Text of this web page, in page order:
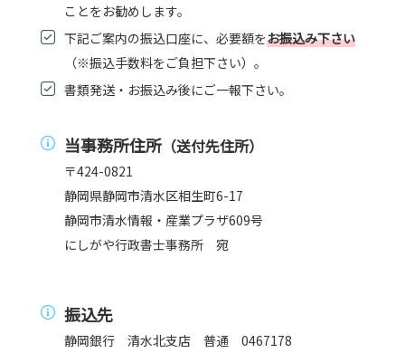
ことをお勧めします。
下記ご案内の振込口座に、必要額をお振込み下さい
（※振込手数料をご負担下さい）。
書類発送・お振込み後にご一報下さい。
当事務所住所（送付先住所）
〒424-0821
静岡県静岡市清水区相生町6-17
静岡市清水情報・産業プラザ609号
にしがや行政書士事務所 宛
振込先
静岡銀行 清水北支店 普通 0467178